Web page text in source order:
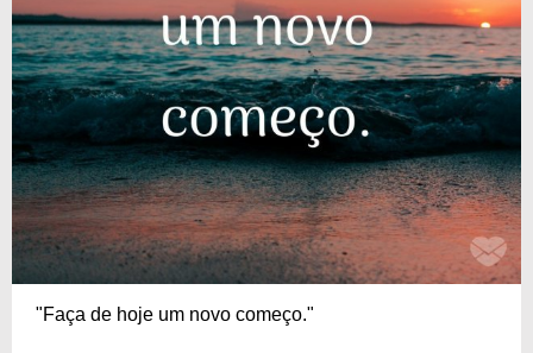
"Faça de hoje um novo começo."